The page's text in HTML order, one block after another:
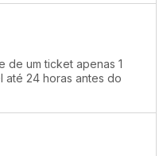
de um ticket apenas 1
até 24 horas antes do